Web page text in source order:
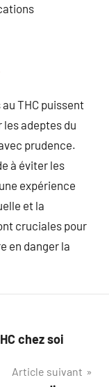
THC puissent
adeptes du
prudence.
à éviter les
expérience
et la
cruciales pour
en danger la
chez soi
Article suivant